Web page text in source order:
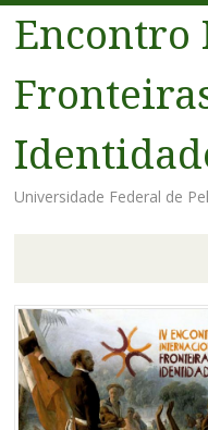
Encontro
Universidade Federal de
Pular
para
o
conteúdo